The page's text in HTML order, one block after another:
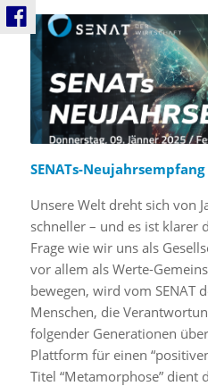
SENATs-Neujahrsempfang
Unsere Welt dreht sich von
schneller – und es ist klarer
Frage wie wir uns als
vor allem als Werte-
bewegen, wird vom SENAT
Menschen, die
folgender Generationen
Plattform für einen
Titel “Metamorphose” dient